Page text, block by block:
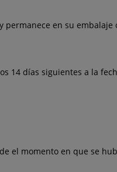
en su
14 días siguientes a la
el momento en que se